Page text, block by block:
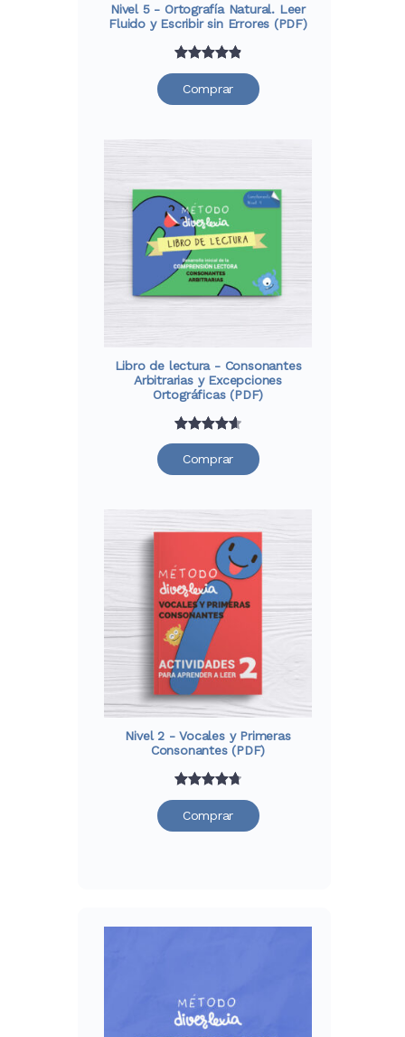
Nivel 5 - Ortografía Natural. Leer
Fluido y Escribir sin Errores (PDF)
Valorado
con4.91de
33
Comprar
Libro de lectura - Consonantes
Arbitrarias y Excepciones
Ortográficas (PDF)
Valorado
con4.67
30
valoraciones
clientes
Comprar
Nivel 2 - Vocales y Primeras
Consonantes (PDF)
Valorado
con4.79
29
Comprar